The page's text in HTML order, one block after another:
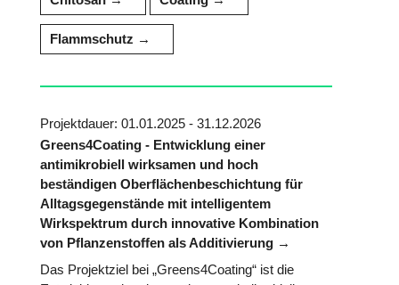
Flammschutz
Projektdauer: 01.01.2025 - 31.12.2026
Greens4Coating - Entwicklung einer
antimikrobiell wirksamen und hoch
beständigen Oberflächenbeschichtung für
Alltagsgegenstände mit intelligentem
Wirkspektrum durch innovative Kombination
von Pflanzenstoffen als Additivierung
Das Projektziel bei „Greens4Coating“ ist die